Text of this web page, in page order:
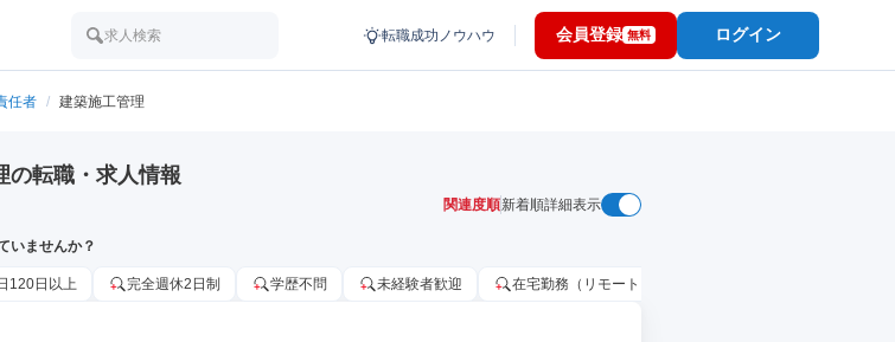
求人検索 転職成功ノウハウ 会員登録 無料 ログイン
任者 / 建築施工管理
の転職・求人情報
関連度順新着順詳細表示
いませんか？
120日以上 完全週休2日制 学歴不問 未経験者歓迎 在宅勤務（リモートワーク）OK